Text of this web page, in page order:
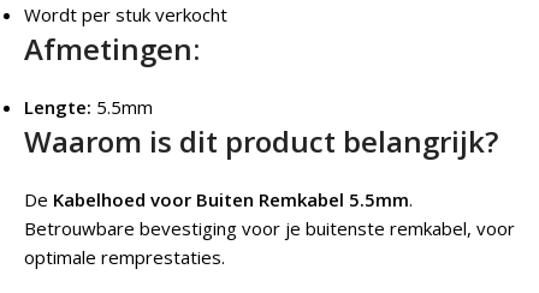
Wordt per stuk verkocht
Afmetingen:
Lengte: 5.5mm
Waarom is dit product belangrijk?
De Kabelhoed voor Buiten Remkabel 5.5mm.
Betrouwbare bevestiging voor je buitenste remkabel, voor
optimale remprestaties.